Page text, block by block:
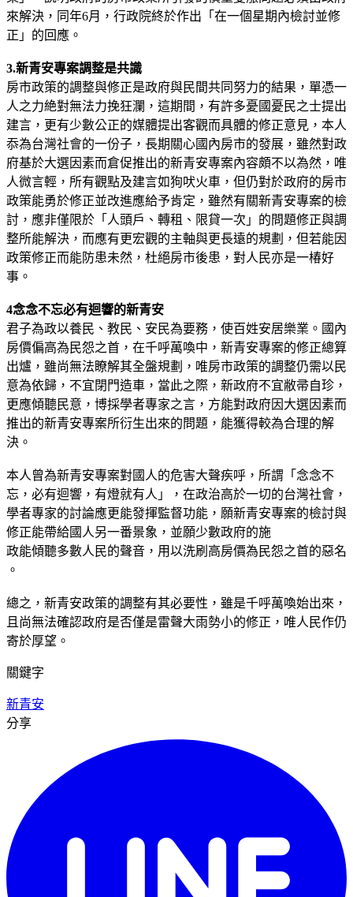
來解決，同年6月，行政院終於作出「在一個星期內檢討並修
正」的回應。
3.新青安專案調整是共識
房市政策的調整與修正是政府與民間共同努力的結果，單憑一
人之力絶對無法力挽狂瀾，這期間，有許多憂國憂民之士提出
建言，更有少數公正的媒體提出客觀而具體的修正意見，本人
忝為台灣社會的一份子，長期關心國內房市的發展，雖然對政
府基於大選因素而倉促推出的新青安專案內容頗不以為然，唯
人微言輕，所有觀點及建言如狗吠火車，但仍對於政府的房市
政策能勇於修正並改進應給予肯定，雖然有關新青安專案的檢
討，應非僅限於「人頭戶、轉租、限貸一次」的問題修正與調
整所能解決，而應有更宏觀的主軸與更長遠的規劃，但若能因
政策修正而能防患未然，杜絕房市後患，對人民亦是一椿好
事。
4念念不忘必有迴響的新青安
君子為政以養民、教民、安民為要務，使百姓安居樂業。國內
房價偏高為民怨之首，在千呼萬喚中，新青安專案的修正總算
出爐，雖尚無法瞭解其全盤規劃，唯房市政策的調整仍需以民
意為依歸，不宜閉門造車，當此之際，新政府不宜敝帚自珍，
更應傾聽民意，博採學者專家之言，方能對政府因大選因素而
推出的新青安專案所衍生出來的問題，能獲得較為合理的解
決。
本人曾為新青安專案對國人的危害大聲疾呼，所謂「念念不
忘，必有迴響，有燈就有人」，在政治高於一切的台灣社會，
學者專家的討論應更能發揮監督功能，願新青安專案的檢討與
修正能帶給國人另一番景象，並願少數政府的施
政能傾聽多數人民的聲音，用以洗刷高房價為民怨之首的惡名
。
總之，新青安政策的調整有其必要性，雖是千呼萬喚始出來，
且尚無法確認政府是否僅是雷聲大雨勢小的修正，唯人民作仍
寄於厚望。
關鍵字
新青安
分享